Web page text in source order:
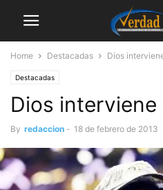
Home Destacadas Dios
Destacadas
Dios
By redaccion - 18 de febrero de 2013